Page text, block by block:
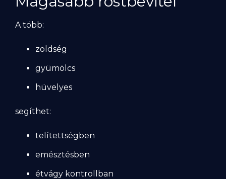
A több:
zöldség
gyümölcs
hüvelyes
segíthet:
telítettségben
emésztésben
étvágy kontrollban